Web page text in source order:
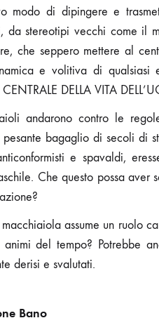
modo di dipingere e
da stereotipi vecchi come il
che seppero mettere al
e volitiva di qualsiasi
DELLA VITA
andarono contro le
pesante bagaglio di secoli di
e spavaldi,
Che questo possa
macchiaiola assume un ruolo
del tempo? Potrebbe
derisi e svalutati.
Bano